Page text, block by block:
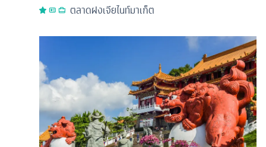
ตลาดฝงเจียไนท์มาเก็ต